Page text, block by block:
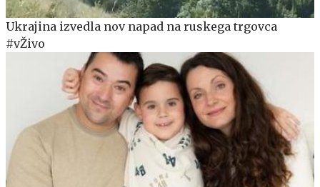
Ukrajina izvedla nov napad na ruskega trgovca
#vŽivo